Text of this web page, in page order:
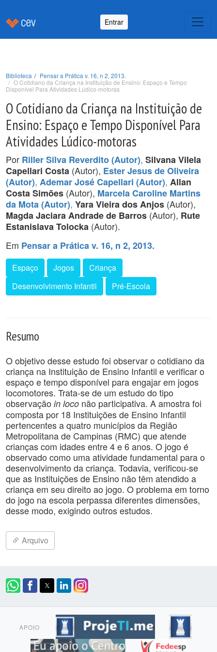
Entrar
Biblioteca
Pensar a Prática v. 16, n 2, 2013.
O Cotidiano da Criança na Instituição de Ensino: Espaço e Tempo
Disponível Para Atividades Lúdico-motoras
O Cotidiano da Criança na Instituição de
Ensino: Espaço e Tempo Disponível Para
Atividades Lúdico-motoras
Por Riller Silva Reverdito (Autor), Silvana Vilela
Capellari Costa (Autor), Ester Jesus de Oliveira
(Autor), Ademar José Capellari (Autor), Allan
Costa Simões (Autor), Marcela Caroline Martins
da Mota (Autor), Yara Vieira dos Anjos (Autor),
Magda Jaciara Andrade de Barros (Autor), Rute
Estanislava Tolocka (Autor).
Em Pensar a Prática v. 16, n 2, 2013.
Espaço Jogos
Criança
Desenvolvimento Infantil
Pré-Escola
Resumo
O objetivo desse estudo foi observar o cotidiano da
criança na Instituição de Ensino Infantil e verificar o
espaço e tempo disponível para engajar em jogos
locomotores. Trata-se de um estudo do tipo
observação in loco não participativa. A amostra foi
composta por 18 Instituições de Ensino Infantil
pertencentes a quatro municípios da Região
Metropolitana de Campinas (RMC) que atende
crianças com idades entre 4 e 6 anos. O jogo é
observado como uma atividade fundamental para o
desenvolvimento da criança. Todavia, verificou-se
que as Instituições de Ensino não têm atendido a
criança em seu direito ao jogo. O problema em torno
do jogo na escola perpassa diferentes dimensões,
desse modo, exigindo outros estudos.
Arquivo
APOIO